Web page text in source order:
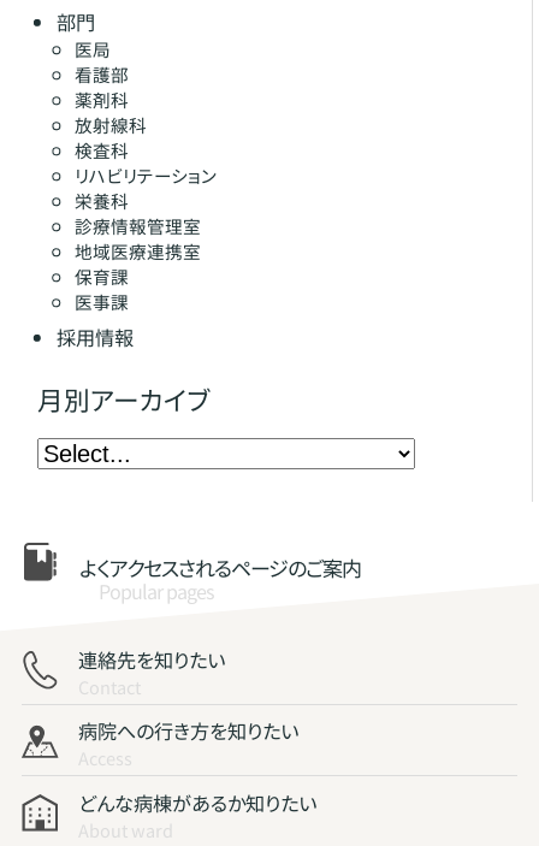
部門
医局
看護部
薬剤科
放射線科
検査科
リハビリテーション
栄養科
診療情報管理室
地域医療連携室
保育課
医事課
採用情報
月別アーカイブ
よくアクセスされるページのご案内
Popular pages
連絡先を知りたい
Contact
病院への行き方を知りたい
Access
どんな病棟があるか知りたい
About ward